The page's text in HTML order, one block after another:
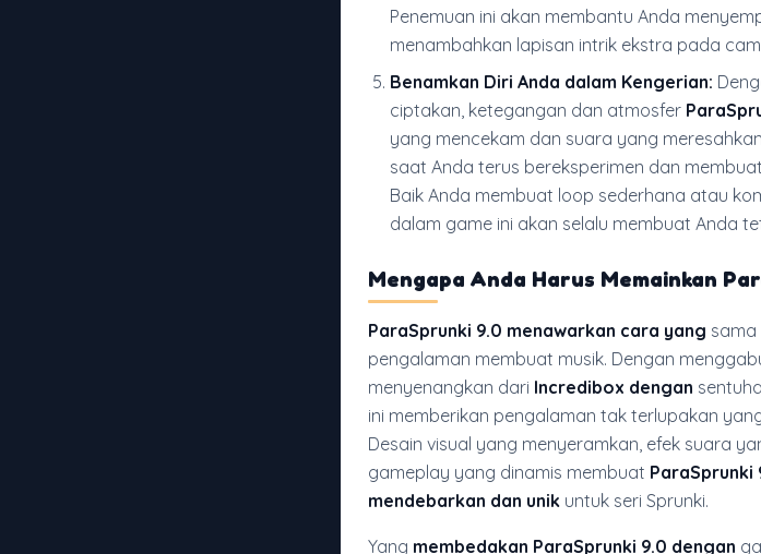
Penemuan ini akan membantu Anda
menambahkan lapisan intrik ekstra pada
Benamkan Diri Anda dalam Kengerian:
ciptakan, ketegangan dan atmosfer
yang mencekam dan suara yang
saat Anda terus bereksperimen dan
Baik Anda membuat loop sederhana atau
dalam game ini akan selalu membuat Anda
Mengapa Anda Harus Memainkan
ParaSprunki 9.0 menawarkan cara yang sama
pengalaman membuat musik. Dengan
menyenangkan dari Incredibox dengan
ini memberikan pengalaman tak terlupakan
Desain visual yang menyeramkan, efek suara
gameplay yang dinamis membuat ParaSprunki
mendebarkan dan unik untuk seri Sprunki.
Yang membedakan ParaSprunki 9.0 dengan